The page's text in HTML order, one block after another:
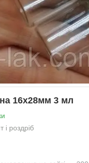
16х28мм 3 мл
і роздріб